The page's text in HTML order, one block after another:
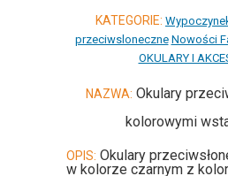
KATEGORIE:
przeciwsloneczne Nowości
OKULARY I
NAZWA: Okulary
kolorowymi
OPIS: Okulary
w kolorze czarnym z